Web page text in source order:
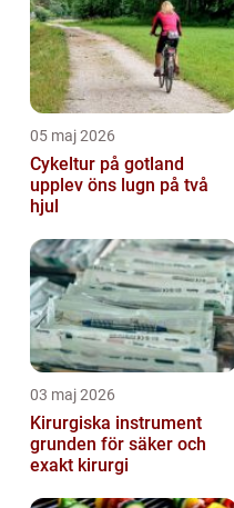
05 maj 2026
Cykeltur på gotland
upplev öns lugn på två
hjul
03 maj 2026
Kirurgiska instrument
grunden för säker och
exakt kirurgi